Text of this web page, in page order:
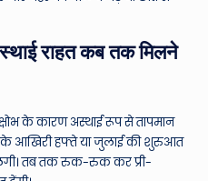
स्थाई राहत कब तक मिलने
के कारण अस्थाई रूप से तापमान
के आखिरी हफ्ते या जुलाई की शुरुआत
तब तक रुक-रुक कर प्री-